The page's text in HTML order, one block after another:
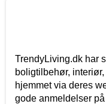
TrendyLiving.dk har
boligtilbehør,
hjemmet via deres
gode anmeldelser